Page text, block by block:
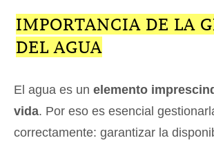
IMPORTANCIA DE LA
DEL AGUA
El agua es un elemento
vida. Por eso es esencial
correctamente: garantizar la